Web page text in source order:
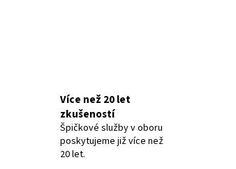
Více než 20 let
zkušeností
Špičkové služby v oboru
poskytujeme již více než
20 let.